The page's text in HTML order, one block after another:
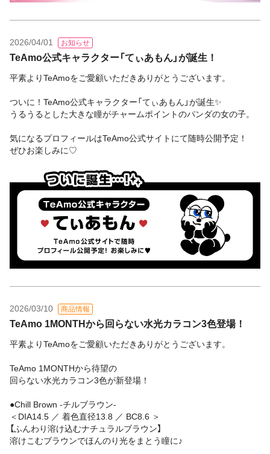
2026/04/01 お知らせ
TeAmo公式キャラクター「てぃあもん」が誕生！
平素よりTeAmoをご愛顧いただきありがとうございます。
ついに！TeAmo公式キャラクター「てぃあもん」が誕生✨
うるうるとした大きな瞳がチャームポイントのパンダの女の子。
気になるプロフィールはTeAmo公式サイトにて随時公開予定！
ぜひお楽しみに♡
2026/03/10 商品情報
TeAmo 1MONTHから回らない水光カラコン3色登場！
平素よりTeAmoをご愛顧いただきありがとうございます。
TeAmo 1MONTHから待望の
回らない水光カラコン3色が新登場！
●Chill Brown -チルブラウン-
＜DIA14.5 ／ 着色直径13.8 ／ BC8.6 ＞
【ふんわり溶け込むナチュラルブラウン】
溶けこむブラウンでほんのり光をまとう瞳に♪